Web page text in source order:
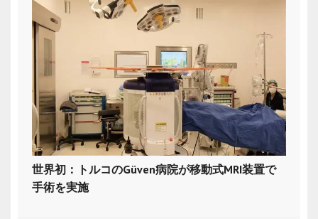
世界初：トルコのGüven病院が移動式MRI装置で
手術を実施